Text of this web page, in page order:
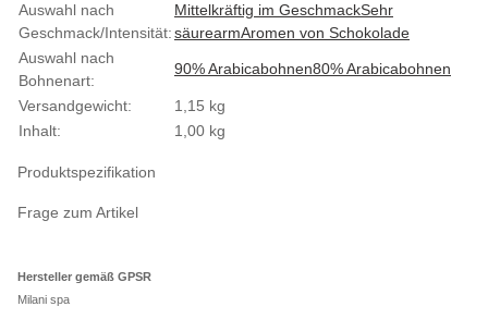
Auswahl nach
Geschmack/Intensität:
Mittelkräftig im GeschmackSehr
säurearmAromen von Schokolade
Auswahl nach
Bohnenart:
90% Arabicabohnen80% Arabicabohnen
Versandgewicht:
1,15 kg
Inhalt:
1,00 kg
Produktspezifikation
Frage zum Artikel
Hersteller gemäß GPSR
Milani spa